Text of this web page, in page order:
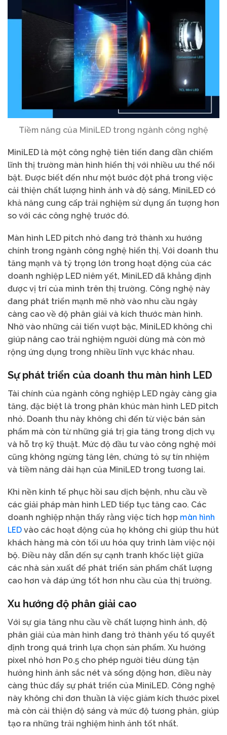
Tiềm năng của MiniLED trong ngành công nghệ
MiniLED là một công nghệ tiên tiến đang dần chiếm
lĩnh thị trường màn hình hiển thị với nhiều ưu thế nổi
bật. Được biết đến như một bước đột phá trong việc
cải thiện chất lượng hình ảnh và độ sáng, MiniLED có
khả năng cung cấp trải nghiệm sử dụng ấn tượng hơn
so với các công nghệ trước đó.
Màn hình LED pitch nhỏ đang trở thành xu hướng
chính trong ngành công nghệ hiển thị. Với doanh thu
tăng mạnh và tỷ trọng lớn trong hoạt động của các
doanh nghiệp LED niêm yết, MiniLED đã khẳng định
được vị trí của mình trên thị trường. Công nghệ này
đang phát triển mạnh mẽ nhờ vào nhu cầu ngày
càng cao về độ phân giải và kích thước màn hình.
Nhờ vào những cải tiến vượt bậc, MiniLED không chỉ
giúp nâng cao trải nghiệm người dùng mà còn mở
rộng ứng dụng trong nhiều lĩnh vực khác nhau.
Sự phát triển của doanh thu màn hình LED
Tài chính của ngành công nghiệp LED ngày càng gia
tăng, đặc biệt là trong phân khúc màn hình LED pitch
nhỏ. Doanh thu này không chỉ đến từ việc bán sản
phẩm mà còn từ những giá trị gia tăng trong dịch vụ
và hỗ trợ kỹ thuật. Mức độ đầu tư vào công nghệ mới
cũng không ngừng tăng lên, chứng tỏ sự tín nhiệm
và tiềm năng dài hạn của MiniLED trong tương lai.
Khi nền kinh tế phục hồi sau dịch bệnh, nhu cầu về
các giải pháp màn hình LED tiếp tục tăng cao. Các
doanh nghiệp nhận thấy rằng việc tích hợp màn hình
LED vào các hoạt động của họ không chỉ giúp thu hút
khách hàng mà còn tối ưu hóa quy trình làm việc nội
bộ. Điều này dẫn đến sự cạnh tranh khốc liệt giữa
các nhà sản xuất để phát triển sản phẩm chất lượng
cao hơn và đáp ứng tốt hơn nhu cầu của thị trường.
Xu hướng độ phân giải cao
Với sự gia tăng nhu cầu về chất lượng hình ảnh, độ
phân giải của màn hình đang trở thành yếu tố quyết
định trong quá trình lựa chọn sản phẩm. Xu hướng
pixel nhỏ hơn P0.5 cho phép người tiêu dùng tận
hưởng hình ảnh sắc nét và sống động hơn, điều này
càng thúc đẩy sự phát triển của MiniLED. Công nghệ
này không chỉ đơn thuần là việc giảm kích thước pixel
mà còn cải thiện độ sáng và mức độ tương phản, giúp
tạo ra những trải nghiệm hình ảnh tốt nhất.